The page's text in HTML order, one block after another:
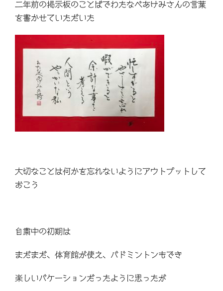
二年前の掲示板のことばでわたなべあけみさんの言葉
を書かせていただいた
大切なことは何かを忘れないようにアウトプットして
おこう
自粛中の初期は
まだまだ、体育館が使え、バドミントンもでき
楽しいバケーションだったように思ったが